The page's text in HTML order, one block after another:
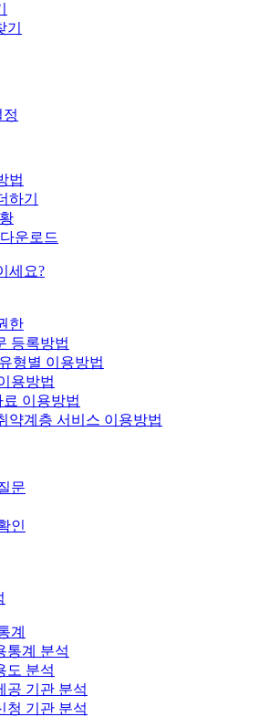
법
하기
운로드
세요?
한
등록방법
형별 이용방법
용방법
이용방법
약계층 서비스 이용방법
문
인
계
통계 분석
도 분석
공 기관 분석
청 기관 분석